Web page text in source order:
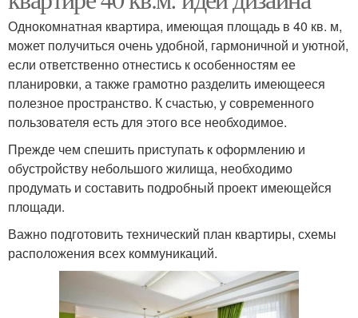
Однокомнатная квартира, имеющая площадь в 40 кв. м,
может получиться очень удобной, гармоничной и уютной,
если ответственно отнестись к особенностям ее
планировки, а также грамотно разделить имеющееся
полезное пространство. К счастью, у современного
пользователя есть для этого все необходимое.
Прежде чем спешить приступать к оформлению и
обустройству небольшого жилища, необходимо
продумать и составить подробный проект имеющейся
площади.
Важно подготовить технический план квартиры, схемы
расположения всех коммуникаций.